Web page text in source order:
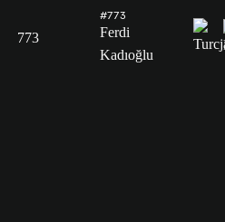
773
#773
Ferdi
Kadıoğlu